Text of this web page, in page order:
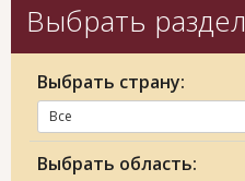
Выбрать раздел
Выбрать страну:
Все
Выбрать область: